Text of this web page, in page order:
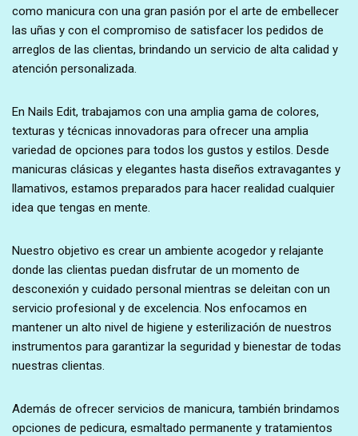
como manicura con una gran pasión por el arte de embellecer
las uñas y con el compromiso de satisfacer los pedidos de
arreglos de las clientas, brindando un servicio de alta calidad y
atención personalizada.
En Nails Edit, trabajamos con una amplia gama de colores,
texturas y técnicas innovadoras para ofrecer una amplia
variedad de opciones para todos los gustos y estilos. Desde
manicuras clásicas y elegantes hasta diseños extravagantes y
llamativos, estamos preparados para hacer realidad cualquier
idea que tengas en mente.
Nuestro objetivo es crear un ambiente acogedor y relajante
donde las clientas puedan disfrutar de un momento de
desconexión y cuidado personal mientras se deleitan con un
servicio profesional y de excelencia. Nos enfocamos en
mantener un alto nivel de higiene y esterilización de nuestros
instrumentos para garantizar la seguridad y bienestar de todas
nuestras clientas.
Además de ofrecer servicios de manicura, también brindamos
opciones de pedicura, esmaltado permanente y tratamientos